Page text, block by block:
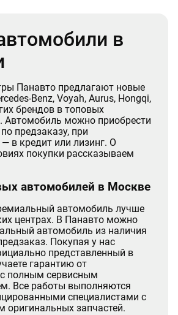
в
Панавто предлагают новые
Benz, Voyah, Aurus, Hongqi,
брендов в топовых
Автомобиль можно приобрести
предзаказу, при
в кредит или лизинг. О
покупки рассказываем
автомобилей в Москве
автомобиль лучше
центрах. В Панавто можно
автомобиль из наличия
Покупая у нас
представленный в
гарантию от
полным сервисным
Все работы выполняются
специалистами с
оригинальных запчастей.